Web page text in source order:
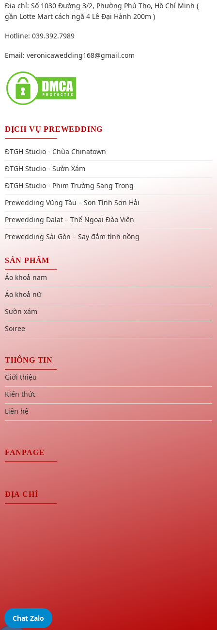
Địa chỉ: Số 1030 Đường 3/2, Phường Phú Thọ, Hồ Chí Minh (
gần Lotte Mart cách ngã 4 Lê Đại Hành 200m )
Hotline: 039.392.7989
Email: veronicawedding168@gmail.com
DỊCH VỤ PREWEDDING
ĐTGH Studio - Chùa Chinatown
ĐTGH Studio - Sườn Xám
ĐTGH Studio - Phim Trường Sang Trọng
Prewedding Vũng Tàu – Son Tình Sơn Hải
Prewedding Dalat – Thế Ngoại Đào Viên
Prewedding Sài Gòn – Say đắm tình nồng
SẢN PHẨM
Áo khoả nam
Áo khoả nữ
Sườn xám
Soiree
THÔNG TIN
Giới thiệu
Kiến thức
Liên hệ
FANPAGE
ĐỊA CHỈ
Chat Zalo